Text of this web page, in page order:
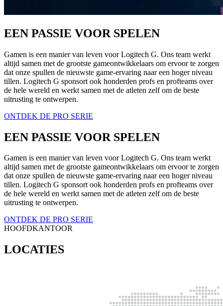
EEN PASSIE VOOR SPELEN
Gamen is een manier van leven voor Logitech G. Ons team werkt
altijd samen met de grootste gameontwikkelaars om ervoor te zorgen
dat onze spullen de nieuwste game-ervaring naar een hoger niveau
tillen. Logitech G sponsort ook honderden profs en profteams over
de hele wereld en werkt samen met de atleten zelf om de beste
uitrusting te ontwerpen.
ONTDEK DE PRO SERIE
EEN PASSIE VOOR SPELEN
Gamen is een manier van leven voor Logitech G. Ons team werkt
altijd samen met de grootste gameontwikkelaars om ervoor te zorgen
dat onze spullen de nieuwste game-ervaring naar een hoger niveau
tillen. Logitech G sponsort ook honderden profs en profteams over
de hele wereld en werkt samen met de atleten zelf om de beste
uitrusting te ontwerpen.
ONTDEK DE PRO SERIE
HOOFDKANTOOR
LOCATIES